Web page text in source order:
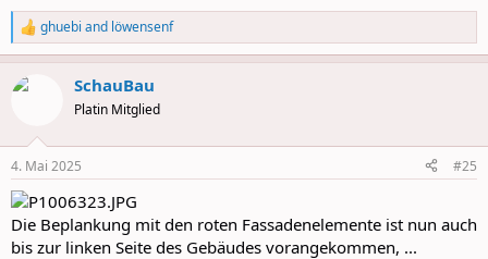
R
e
a
c
s
:
ghuebi and löwensenf
SchauBau
Platin Mitglied
4. Mai 2025 #25
Die Beplankung mit den roten Fassadenelemente ist nun auch
bis zur linken Seite des Gebäudes vorangekommen, ...